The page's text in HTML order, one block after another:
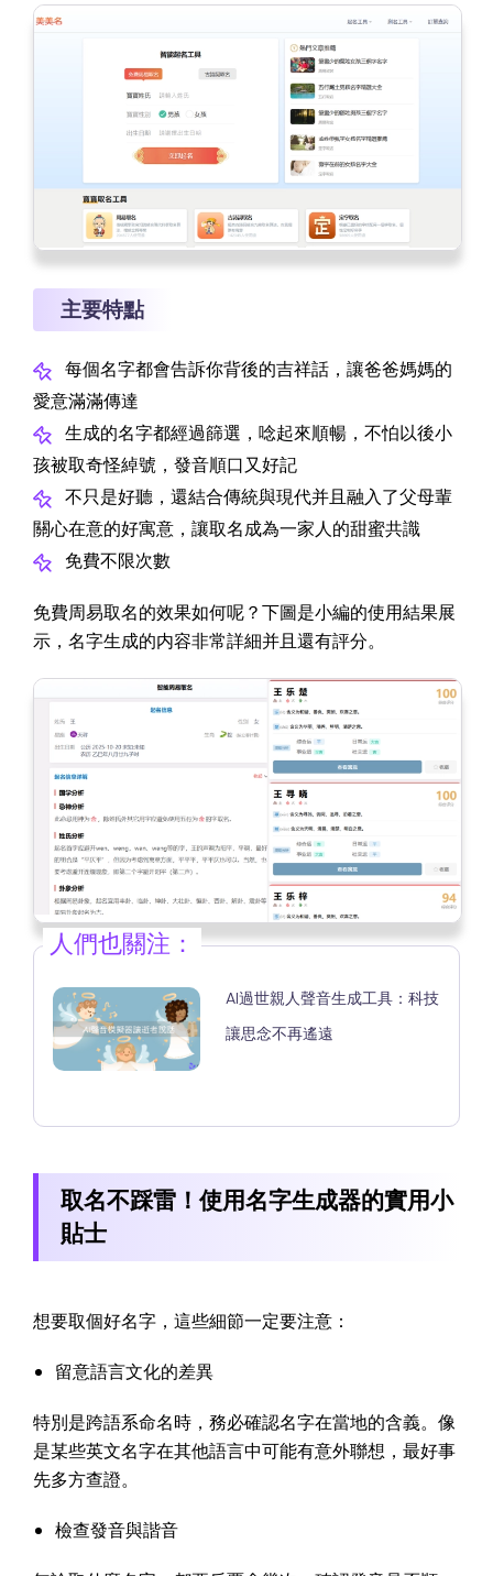
主要特點
每個名字都會告訴你背後的吉祥話，讓爸爸媽媽的
愛意滿滿傳達
生成的名字都經過篩選，唸起來順暢，不怕以後小
孩被取奇怪綽號，發音順口又好記
不只是好聽，還結合傳統與現代并且融入了父母輩
關心在意的好寓意，讓取名成為一家人的甜蜜共識
免費不限次數
免費周易取名的效果如何呢？下圖是小編的使用結果展
示，名字生成的内容非常詳細并且還有評分。
人們也關注：
AI過世親人聲音生成工具：科技
讓思念不再遙遠
取名不踩雷！使用名字生成器的實用小
貼士
想要取個好名字，這些細節一定要注意：
留意語言文化的差異
特別是跨語系命名時，務必確認名字在當地的含義。像
是某些英文名字在其他語言中可能有意外聯想，最好事
先多方查證。
檢查發音與諧音